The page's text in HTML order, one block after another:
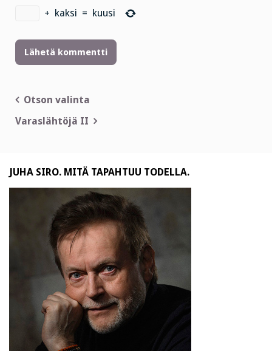
+ kaksi = kuusi
Artikkelien
selaus
Otson valinta
Varaslähtöjä II
JUHA SIRO. MITÄ TAPAHTUU TODELLA.